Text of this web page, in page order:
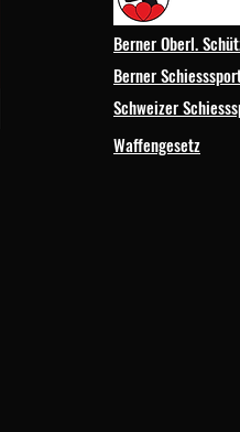
Berner Oberl.
Berner
Schweizer
Waffengesetz